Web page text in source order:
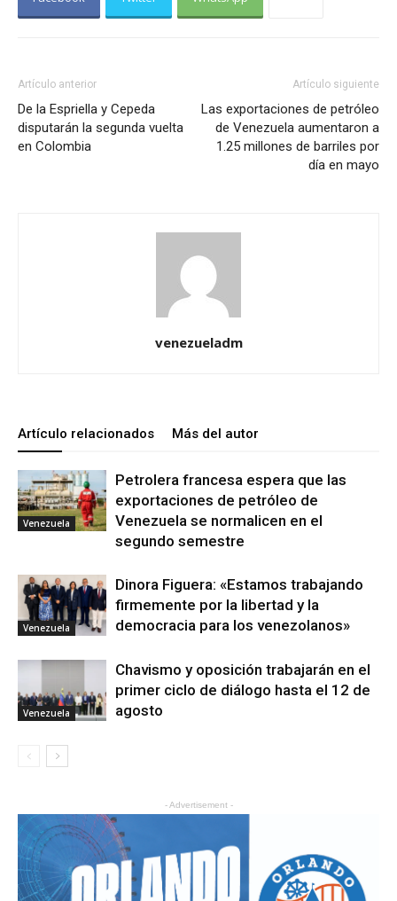
Artículo anterior
De la Espriella y Cepeda
disputarán la segunda vuelta
en Colombia
Artículo siguiente
Las exportaciones de petróleo
de Venezuela aumentaron a
1.25 millones de barriles por
día en mayo
venezueladm
Artículo relacionados Más del autor
Venezuela
Petrolera francesa espera que las
exportaciones de petróleo de
Venezuela se normalicen en el
segundo semestre
Venezuela
Dinora Figuera: «Estamos trabajando
firmemente por la libertad y la
democracia para los venezolanos»
Venezuela
Chavismo y oposición trabajarán en el
primer ciclo de diálogo hasta el 12 de
agosto
- Advertisement -